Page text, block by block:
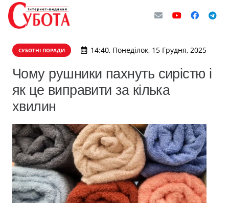
СУБОТНІ ПОРАДИ 14:40, Понеділок, 15 Грудня, 2025
Чому рушники пахнуть сирістю і
як це виправити за кілька
хвилин